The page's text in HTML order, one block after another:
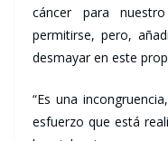
cáncer para
permitirse, pero,
desmayar en este
“Es una
esfuerzo que está